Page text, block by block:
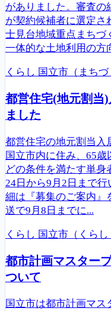
がありました。審査の
が契約候補者に選定さ
士見台地域重点まちづ
一体的な土地利用の方
くらし 国立市（まちづ
都営住宅(地元割当
ました
都営住宅の地元割当入
国立市内に住み、65
どの条件を満たす単身
24日から9月2日まで
細は『募集のご案内』
送で9月8日までに...
くらし 国立市（くらし
都市計画マスター
ついて
国立市は都市計画マ